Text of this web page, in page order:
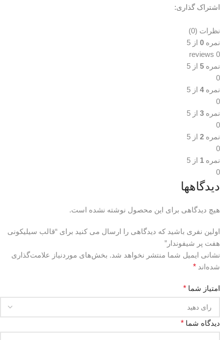
اشتراک گذاری:
نظرات (0)
نمره 0 از 5
0 reviews
نمره 5 از 5
0
نمره4 از 5
0
نمره 3 از 5
0
نمره 2 از 5
0
نمره 1 از 5
0
دیدگاهها
هیچ دیدگاهی برای این محصول نوشته نشده است.
اولین نفری باشید که دیدگاهی را ارسال می کنید برای “قالب سیلیکونی
هفت پر شیفوندار”
نشانی ایمیل شما منتشر نخواهد شد. بخش‌های موردنیاز علامت‌گذاری
شده‌اند *
امتیاز شما *
دیدگاه شما *